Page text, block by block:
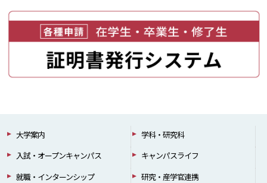
大学案内
学科・研究科
入試・オープンキャンパス
キャンパスライフ
就職・インターンシップ
研究・産学官連携